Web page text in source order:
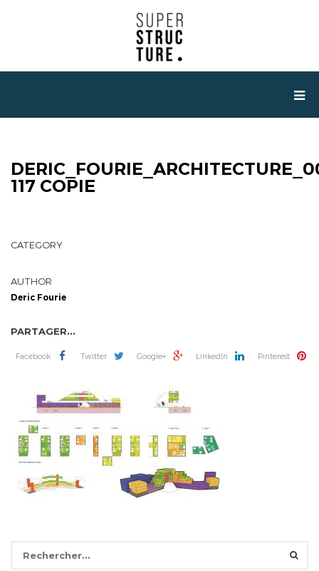
117 COPIE
CATEGORY
AUTHOR
Deric Fourie
PARTAGER...
Facebook Twitter Google+ LinkedIn Pinterest